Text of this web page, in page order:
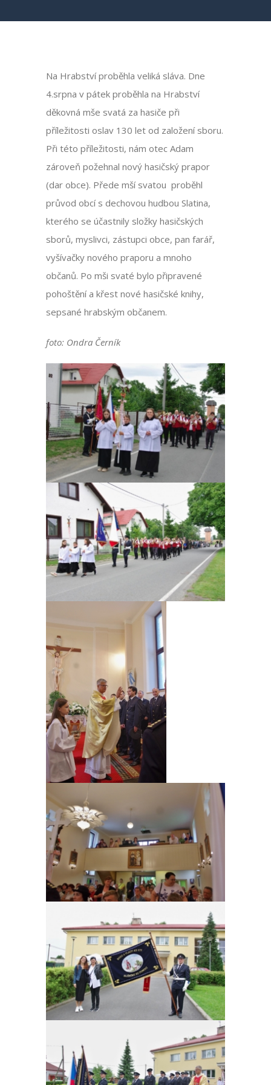
Na Hrabství proběhla veliká sláva. Dne
4.srpna v pátek proběhla na Hrabství
děkovná mše svatá za hasiče při
příležitosti oslav 130 let od založení sboru.
Při této příležitosti, nám otec Adam
zároveň požehnal nový hasičský prapor
(dar obce). Přede mší svatou proběhl
průvod obcí s dechovou hudbou Slatina,
kterého se účastnily složky hasičských
sborů, myslivci, zástupci obce, pan farář,
vyšívačky nového praporu a mnoho
občanů. Po mši svaté bylo připravené
pohoštění a křest nové hasičské knihy,
sepsané hrabským občanem.
foto: Ondra Černík